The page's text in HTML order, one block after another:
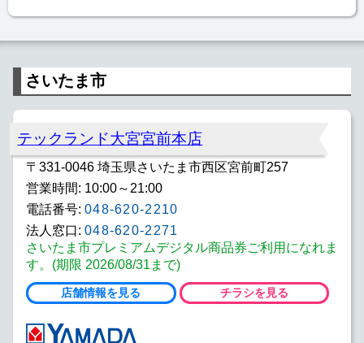
さいたま市
テックランド大宮宮前本店
〒331-0046 埼玉県さいたま市西区宮前町257
営業時間: 10:00～21:00
電話番号: 048-620-2210
法人窓口: 048-620-2271
さいたま市プレミアムデジタル商品券ご利用になれま
す。(期限 2026/08/31まで)
店舗情報を見る チラシを見る